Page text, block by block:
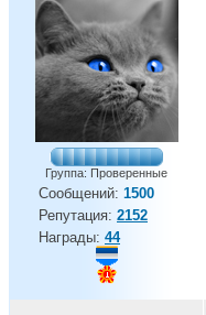
Группа: Проверенные
Сообщений: 1500
Репутация: 2152
Награды: 44